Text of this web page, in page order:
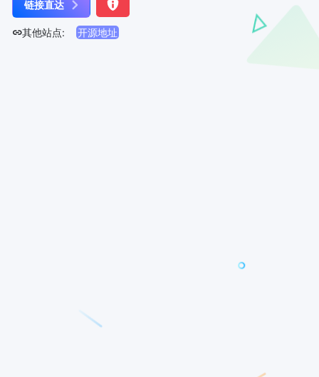
链接直达
其他站点: 开源地址